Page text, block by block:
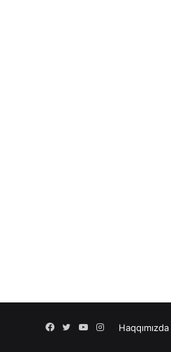
Haqqımızda
Facebook
TwitterYouTube
Instagram